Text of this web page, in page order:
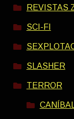
REVISTAS
SCI-FI
SLASHER
TERROR